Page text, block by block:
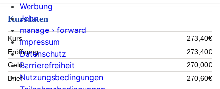
Kursdaten
Kurs
273,40€
Eröffnung
273,40€
Geld
270,00€
Brief
270,60€
Werbung
Jobs
manage › forward
Impressum
Datenschutz
Barrierefreiheit
Nutzungsbedingungen